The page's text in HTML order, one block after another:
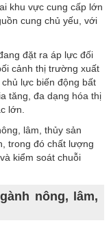
khu vực cung cấp lớn
cung chủ yếu, với
đặt ra áp lực đối
cảnh thị trường xuất
lực biến động bất
tăng, đa dạng hóa thị
lớn.
lâm, thủy sản
trong đó chất lượng
kiểm soát chuỗi
nông, lâm,